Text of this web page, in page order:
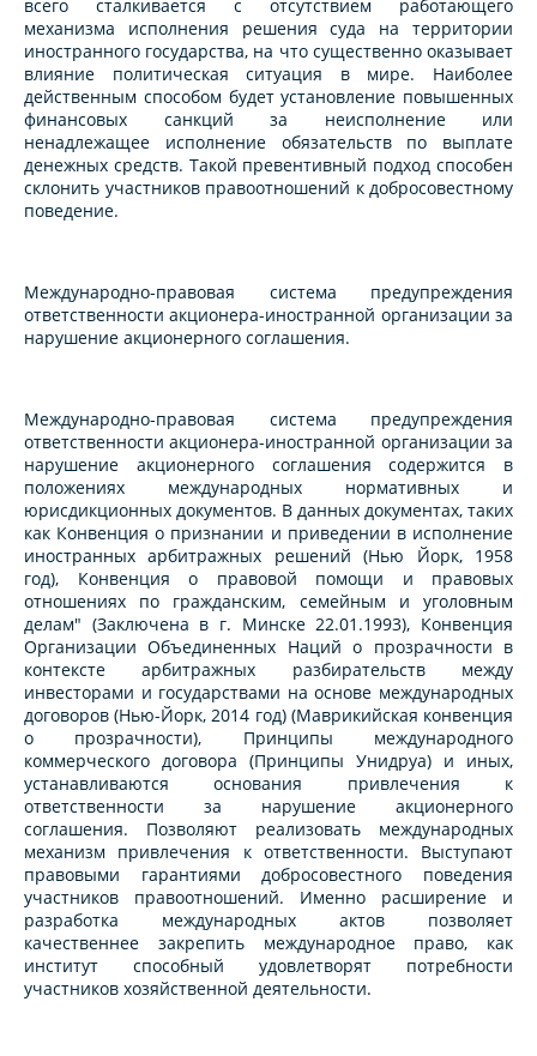
всего сталкивается с отсутствием работающего
механизма исполнения решения суда на территории
иностранного государства, на что существенно оказывает
влияние политическая ситуация в мире. Наиболее
действенным способом будет установление повышенных
финансовых санкций за неисполнение или
ненадлежащее исполнение обязательств по выплате
денежных средств. Такой превентивный подход способен
склонить участников правоотношений к добросовестному
поведение.
Международно-правовая система предупреждения
ответственности акционера-иностранной организации за
нарушение акционерного соглашения.
Международно-правовая система предупреждения
ответственности акционера-иностранной организации за
нарушение акционерного соглашения содержится в
положениях международных нормативных и
юрисдикционных документов. В данных документах, таких
как Конвенция о признании и приведении в исполнение
иностранных арбитражных решений (Нью Йорк, 1958
год), Конвенция о правовой помощи и правовых
отношениях по гражданским, семейным и уголовным
делам" (Заключена в г. Минске 22.01.1993), Конвенция
Организации Объединенных Наций о прозрачности в
контексте арбитражных разбирательств между
инвесторами и государствами на основе международных
договоров (Нью-Йорк, 2014 год) (Маврикийская конвенция
о прозрачности), Принципы международного
коммерческого договора (Принципы Унидруа) и иных,
устанавливаются основания привлечения к
ответственности за нарушение акционерного
соглашения. Позволяют реализовать международных
механизм привлечения к ответственности. Выступают
правовыми гарантиями добросовестного поведения
участников правоотношений. Именно расширение и
разработка международных актов позволяет
качественнее закрепить международное право, как
институт способный удовлетворят потребности
участников хозяйственной деятельности.